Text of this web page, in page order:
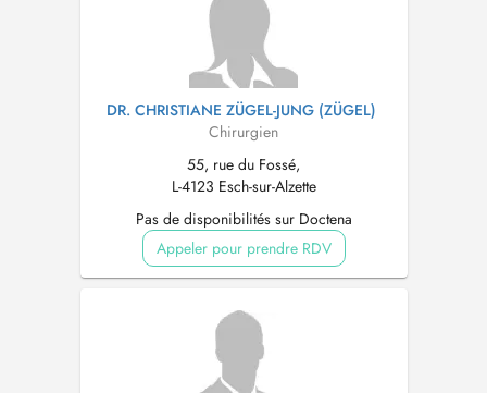
DR. CHRISTIANE ZÜGEL-JUNG (ZÜGEL)
Chirurgien
55, rue du Fossé,
L-4123 Esch-sur-Alzette
Pas de disponibilités sur Doctena
Appeler pour prendre RDV